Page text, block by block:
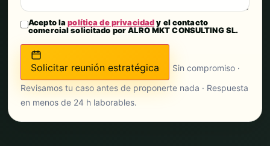
Acepto lapolítica de privacidady el contacto
comercial solicitado por ALRO MKT CONSULTING SL.
Solicitar reunión estratégica
Sin compromiso ·
Revisamos tu caso antes de proponerte nada · Respuesta
en menos de 24 h laborables.